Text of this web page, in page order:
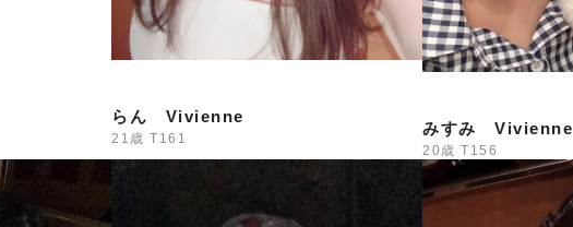
━━━━━━━━━━━━━━━
7/30・7/31限定 ドレスDay開催
━━━━━━━━━━━━━━━
8/1(土)〜8/4(火) 真夏の大還元祭4Days
**最大3,000円分の金券プレゼント！**
日頃の感謝を込めて、超お得な4日間をご用意しました
らん Vivienne
21歳 T161
みすみ Vivienne
20歳 T156